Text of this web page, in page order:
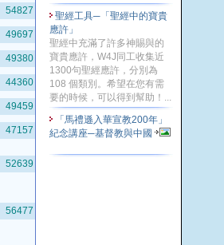
54827
49697
49380
44360
49459
47157
52639
56477
聖經工具─「聖經中的寶貴
應許」
聖經中充滿了許多神賜與的
寶貴應許，W4J同工收集近
1300句聖經應許，分別為
108 個類別。希望在您有需
要的時候，可以得到幫助！...
「馬禮遜入華宣教200年」
紀念講座─基督教與中國